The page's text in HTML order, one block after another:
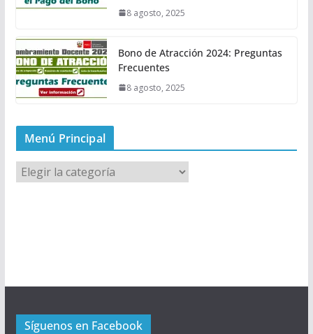
8 agosto, 2025
Bono de Atracción 2024: Preguntas
Frecuentes
8 agosto, 2025
Menú Principal
M
e
Síguenos en Facebook